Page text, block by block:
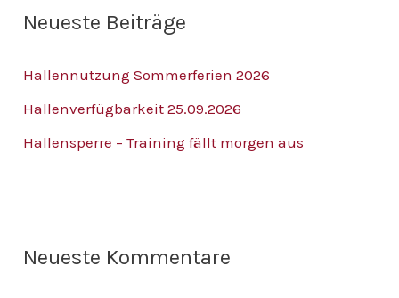
e
a
c
Neueste Beiträge
Hallennutzung Sommerferien 2026
Hallenverfügbarkeit 25.09.2026
Hallensperre – Training fällt morgen aus
Neueste Kommentare